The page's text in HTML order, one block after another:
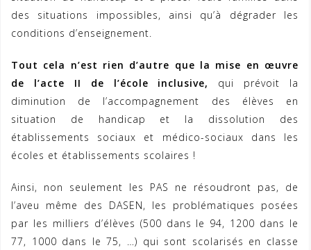
des situations impossibles, ainsi qu’à dégrader les
conditions d’enseignement.
Tout cela n’est rien d’autre que la mise en œuvre
de l’acte II de l’école inclusive,
qui prévoit la
diminution de l’accompagnement des élèves en
situation de handicap et la dissolution des
établissements sociaux et médico-sociaux dans les
écoles et établissements scolaires !
Ainsi, non seulement les PAS ne résoudront pas, de
l’aveu même des DASEN, les problématiques posées
par les milliers d’élèves (500 dans le 94, 1200 dans le
77, 1000 dans le 75, …) qui sont scolarisés en classe